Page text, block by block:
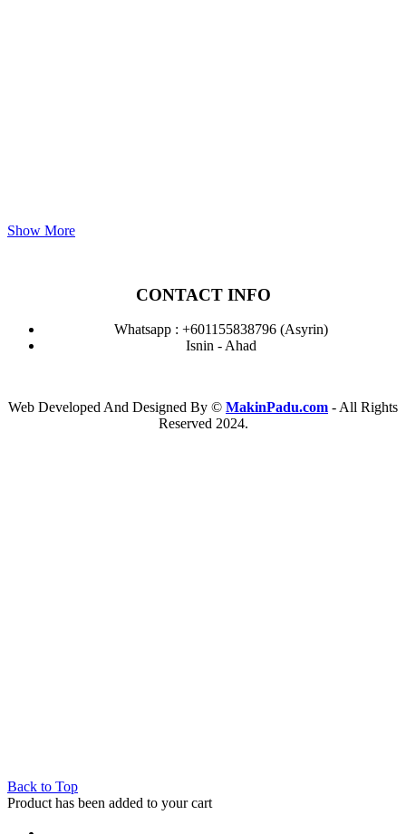
Show More
CONTACT INFO
Whatsapp : +601155838796 (Asyrin)
Isnin - Ahad
Web Developed And Designed By © MakinPadu.com - All Rights
Reserved 2024.
Back to Top
Product has been added to your cart